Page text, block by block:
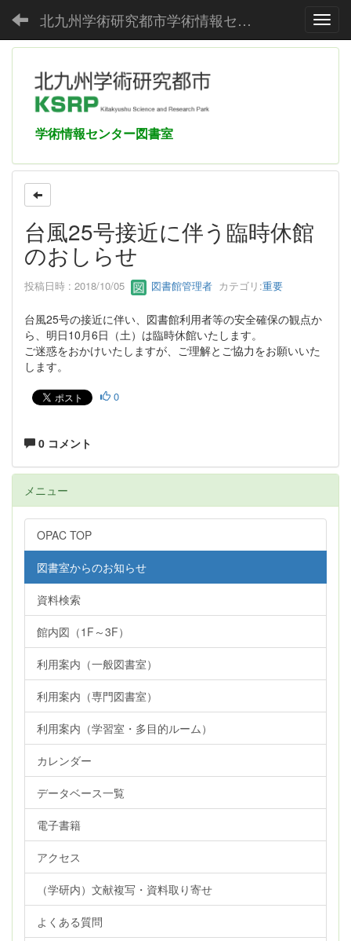
北九州学術研究都市学術情報センター
学術情報センター図書室
台風25号接近に伴う臨時休館
のおしらせ
投稿日時 : 2018/10/05 図書館管理者 カテゴリ:重要
台風25号の接近に伴い、図書館利用者等の安全確保の観点か
ら、明日10月6日（土）は臨時休館いたします。
ご迷惑をおかけいたしますが、ご理解とご協力をお願いいた
します。
0
0 コメント
メニュー
OPAC TOP
図書室からのお知らせ
資料検索
館内図（1F～3F）
利用案内（一般図書室）
利用案内（専門図書室）
利用案内（学習室・多目的ルーム）
カレンダー
データベース一覧
電子書籍
アクセス
（学研内）文献複写・資料取り寄せ
よくある質問